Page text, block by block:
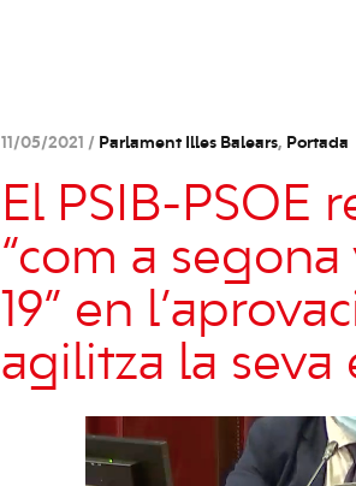
11/05/2021 / Parlament Illes Balears, Portada
El PSIB-PSOE
“com a
19” en
agilitza la seva